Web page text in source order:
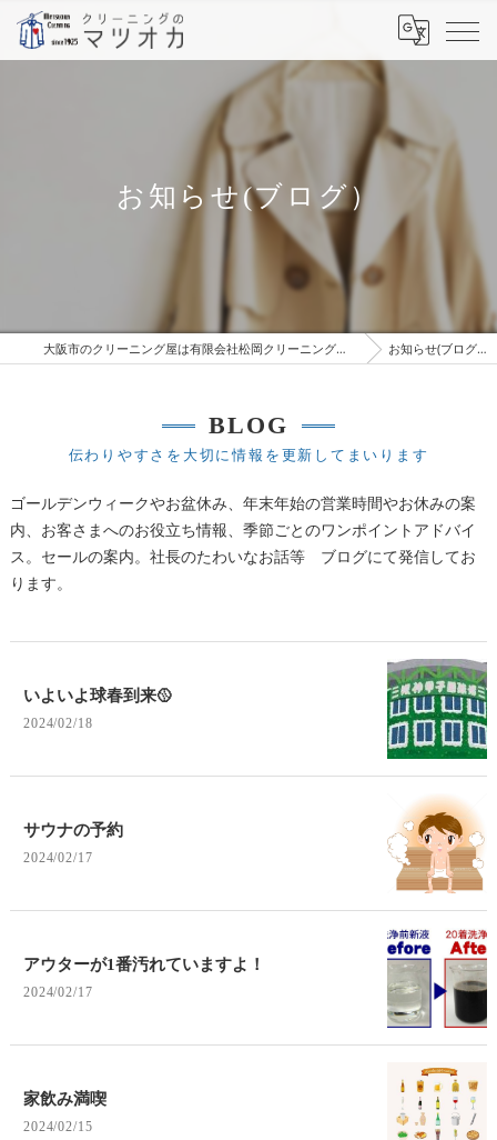
お知らせ(ブログ）
大阪市のクリーニング屋は有限会社松岡クリーニング工場 お知らせ(ブログ）
BLOG
伝わりやすさを大切に情報を更新してまいります
ゴールデンウィークやお盆休み、年末年始の営業時間やお休みの案
内、お客さまへのお役立ち情報、季節ごとのワンポイントアドバイ
ス。セールの案内。社長のたわいなお話等 ブログにて発信してお
ります。
いよいよ球春到来🥎
2024/02/18
サウナの予約
2024/02/17
アウターが1番汚れていますよ！
2024/02/17
家飲み満喫
2024/02/15